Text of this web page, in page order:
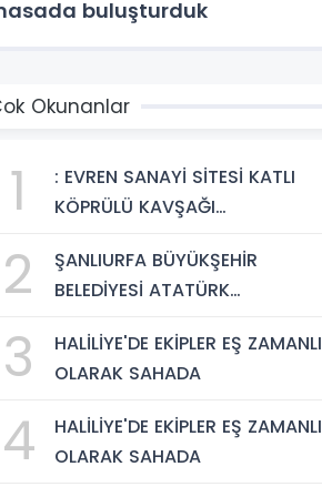
buluşturduk
Okunanlar
1
: EVREN SANAYİ SİTESİ KATLI
KÖPRÜLÜ KAVŞAĞI
BAŞLADI
2
ŞANLIURFA BÜYÜKŞEHİR
BELEDİYESİ ATATÜRK
ÇALIŞMALARINA BAŞLIYOR
3
HALİLİYE'DE EKİPLER EŞ ZAMANLI
OLARAK SAHADA
4
HALİLİYE'DE EKİPLER EŞ ZAMANLI
OLARAK SAHADA